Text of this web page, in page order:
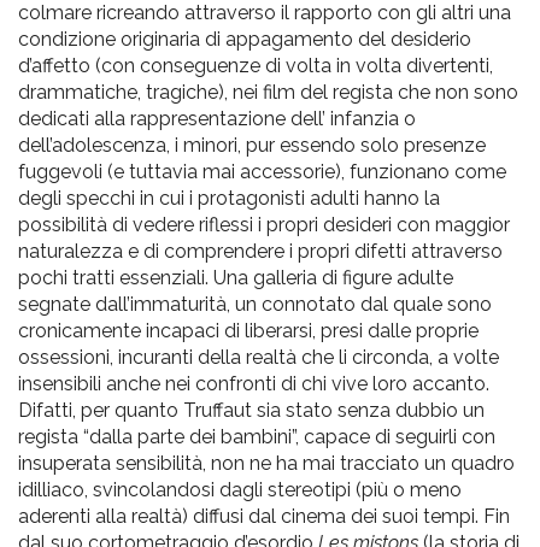
colmare ricreando attraverso il rapporto con gli altri una
condizione originaria di appagamento del desiderio
d’affetto (con conseguenze di volta in volta divertenti,
drammatiche, tragiche), nei film del regista che non sono
dedicati alla rappresentazione dell’ infanzia o
dell’adolescenza, i minori, pur essendo solo presenze
fuggevoli (e tuttavia mai accessorie), funzionano come
degli specchi in cui i protagonisti adulti hanno la
possibilità di vedere riflessi i propri desideri con maggior
naturalezza e di comprendere i propri difetti attraverso
pochi tratti essenziali. Una galleria di figure adulte
segnate dall’immaturità, un connotato dal quale sono
cronicamente incapaci di liberarsi, presi dalle proprie
ossessioni, incuranti della realtà che li circonda, a volte
insensibili anche nei confronti di chi vive loro accanto.
Difatti, per quanto Truffaut sia stato senza dubbio un
regista “dalla parte dei bambini”, capace di seguirli con
insuperata sensibilità, non ne ha mai tracciato un quadro
idilliaco, svincolandosi dagli stereotipi (più o meno
aderenti alla realtà) diffusi dal cinema dei suoi tempi. Fin